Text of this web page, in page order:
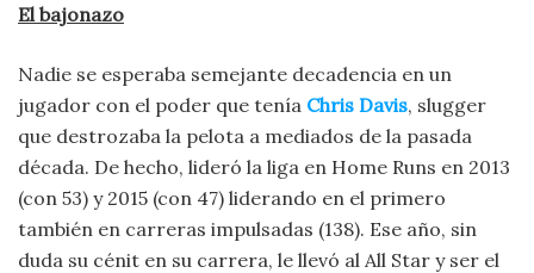
El bajonazo
Nadie se esperaba semejante decadencia en un
jugador con el poder que tenía Chris Davis, slugger
que destrozaba la pelota a mediados de la pasada
década. De hecho, lideró la liga en Home Runs en 2013
(con 53) y 2015 (con 47) liderando en el primero
también en carreras impulsadas (138). Ese año, sin
duda su cénit en su carrera, le llevó al All Star y ser el